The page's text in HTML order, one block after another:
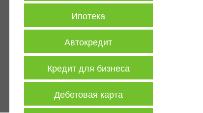
Ипотека
Автокредит
Кредит для бизнеса
Дебетовая карта